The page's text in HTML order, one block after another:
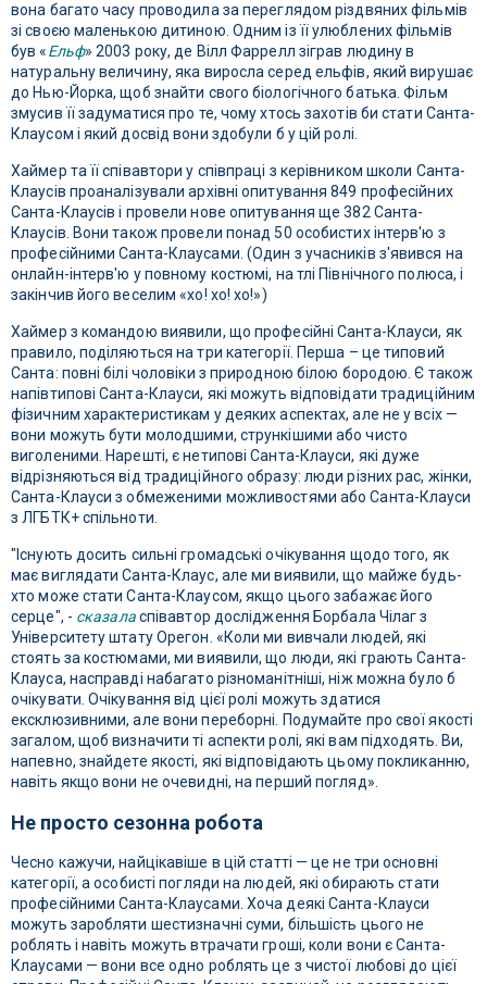
вона багато часу проводила за переглядом різдвяних фільмів
зі своєю маленькою дитиною. Одним із її улюблених фільмів
був «Ельф» 2003 року, де Вілл Фаррелл зіграв людину в
натуральну величину, яка виросла серед ельфів, який вирушає
до Нью-Йорка, щоб знайти свого біологічного батька. Фільм
змусив її задуматися про те, чому хтось захотів би стати Санта-
Клаусом і який досвід вони здобули б у цій ролі.
Хаймер та її співавтори у співпраці з керівником школи Санта-
Клаусів проаналізували архівні опитування 849 професійних
Санта-Клаусів і провели нове опитування ще 382 Санта-
Клаусів. Вони також провели понад 50 особистих інтерв'ю з
професійними Санта-Клаусами. (Один з учасників з'явився на
онлайн-інтерв'ю у повному костюмі, на тлі Північного полюса, і
закінчив його веселим «хо! хо! хо!»)
Хаймер з командою виявили, що професійні Санта-Клауси, як
правило, поділяються на три категорії. Перша – це типовий
Санта: повні білі чоловіки з природною білою бородою. Є також
напівтипові Санта-Клауси, які можуть відповідати традиційним
фізичним характеристикам у деяких аспектах, але не у всіх —
вони можуть бути молодшими, стрункішими або чисто
виголеними. Нарешті, є нетипові Санта-Клауси, які дуже
відрізняються від традиційного образу: люди різних рас, жінки,
Санта-Клауси з обмеженими можливостями або Санта-Клауси
з ЛГБТК+ спільноти.
"Існують досить сильні громадські очікування щодо того, як
має виглядати Санта-Клаус, але ми виявили, що майже будь-
хто може стати Санта-Клаусом, якщо цього забажає його
серце", - сказаласпівавтор дослідження Борбала Чілаг з
Університету штату Орегон. «Коли ми вивчали людей, які
стоять за костюмами, ми виявили, що люди, які грають Санта-
Клауса, насправді набагато різноманітніші, ніж можна було б
очікувати. Очікування від цієї ролі можуть здатися
ексклюзивними, але вони переборні. Подумайте про свої якості
загалом, щоб визначити ті аспекти ролі, які вам підходять. Ви,
напевно, знайдете якості, які відповідають цьому покликанню,
навіть якщо вони не очевидні, на перший погляд».
Не просто сезонна робота
Чесно кажучи, найцікавіше в цій статті — це не три основні
категорії, а особисті погляди на людей, які обирають стати
професійними Санта-Клаусами. Хоча деякі Санта-Клауси
можуть заробляти шестизначні суми, більшість цього не
роблять і навіть можуть втрачати гроші, коли вони є Санта-
Клаусами — вони все одно роблять це з чистої любові до цієї